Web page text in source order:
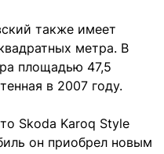
также имеет
метра. В
площадью 47,5
в 2007 году.
Skoda Karoq Style
он приобрел новым